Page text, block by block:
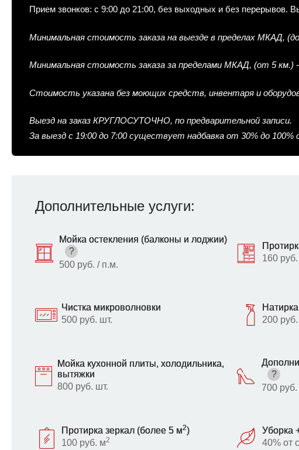
Прием звонков: с 9:00 до 21:00, без выходных и без перерывов.
Минимальная стоимость заказа на выезде в пределах МКАД,
Минимальная стоимость заказа за пределами МКАД, (от 5 км.)
Стоимость указана без моющих средств, инвентаря и
Выезд на заказ КРУГЛОСУТОЧНО, по предварительной записи.
За выезд с 19:00 до 7:00 существует надбавка от 30% до
Дополнительные услуги:
Мойка остекления (балконы и лоджии)
?
500 руб. / п.м.
Чистка микроволновки
500 руб. шт.
Мойка кухонной плиты, холодильника,
вытяжки
800 руб. шт.
Протирка зеркал (более 5 м2)
100 руб. м2
160
200
?
700 руб.
Уборка
40% от